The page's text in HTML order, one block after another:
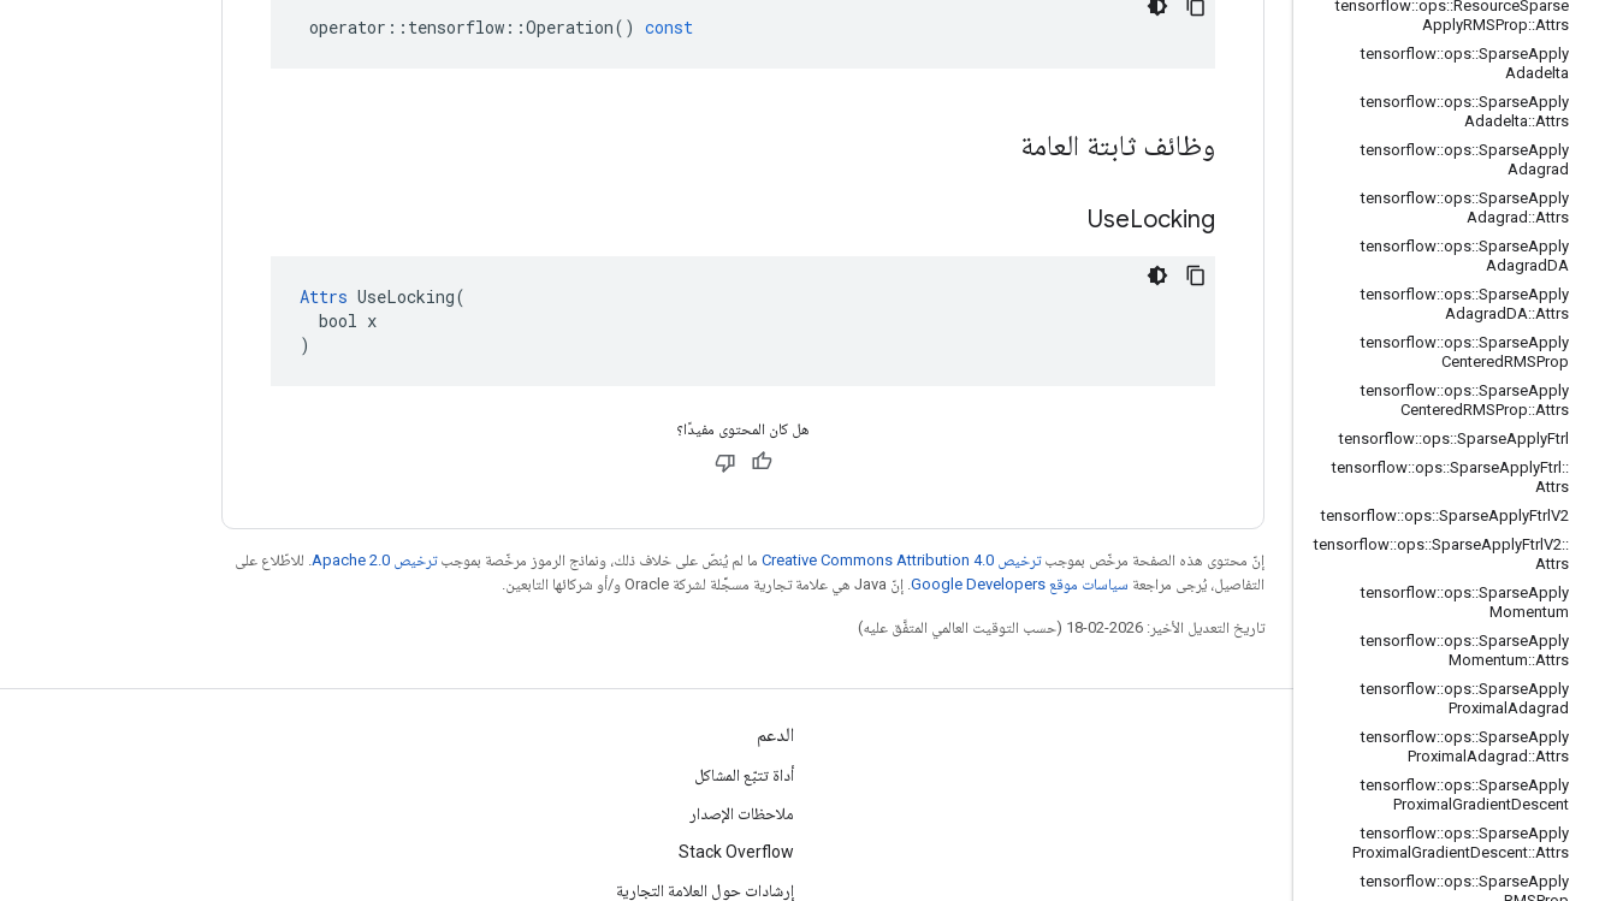
tensorflow::ops::ResourceSparse
ApplyRMSProp::Attrs
tensorflow::ops::SparseApply
Adadelta
tensorflow::ops::SparseApply
Adadelta::Attrs
tensorflow::ops::SparseApply
Adagrad
tensorflow::ops::SparseApply
Adagrad ::Attrs
tensorflow::ops::SparseApply
AdagradDA
tensorflow::ops::SparseApply
AdagradDA::Attrs
tensorflow::ops::SparseApply
CenteredRMSProp
tensorflow::ops::SparseApply
CenteredRMSProp::Attrs
tensorflow::ops::SparseApplyFtrl
tensorflow::ops::SparseApplyFtrl ::
Attrs
tensorflow::ops::SparseApplyFtrlV2
tensorflow::ops::SparseApplyFtrlV2::
Attrs
tensorflow::ops::SparseApply
Momentum
tensorflow::ops::SparseApply
Momentum::Attrs
tensorflow::ops::SparseApply
Proximal Adagrad
tensorflow::ops::SparseApply
Proximal Adagrad ::Attrs
tensorflow::ops::SparseApply
Proximal GradientDescent
tensorflow::ops::SparseApply
Proximal GradientDescent::Attrs
tensorflow::ops::SparseApply
operator :: tensorflow ::Operation() const
وظائف ثابتة العامة
UseLocking
Attrs UseLocking(
  bool x
)
هل كان المحتوى مفيدًا؟
إنّ محتوى هذه الصفحة مرخّص بموجبترخيص Creative Commons Attribution 4.0‏ ما لم يُنصّ على خلاف ذلك، ونماذج الرموز مرخّصة بموجبترخيص Apache 2.0‏
. للاطّلاع على
التفاصيل، يُرجى مراجعة سياسات موقع Google Developers‏ . إنّ Java هي علامة تجارية مسجَّلة لشركة Oracle و/أو شركائها التابعين.
تاريخ التعديل الأخير: 2026-02-18 (حسب التوقيت العالمي المتفَّق عليه)
التواصل الاجتماعي
المدوّنة
المنتدى
GitHub
Twitter
الدعم
أداة تتبّع المشاكل
ملاحظات الإصدار
Stack Overflow
إرشادات حول العلامة التجارية